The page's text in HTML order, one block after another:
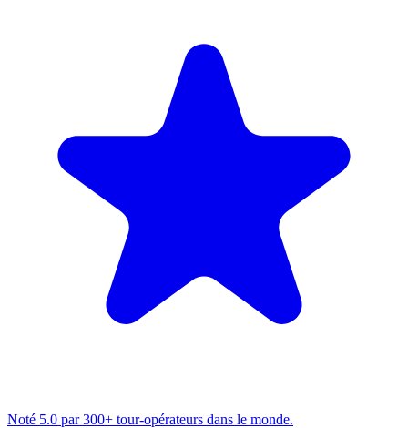
Noté 5.0 par 300+ tour-opérateurs dans le monde.